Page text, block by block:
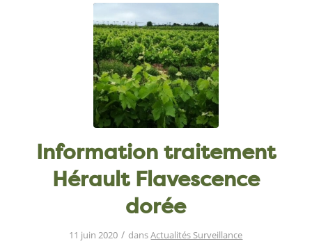
Information traitement
Hérault Flavescence
dorée
11 juin 2020 / dansActualités Surveillance